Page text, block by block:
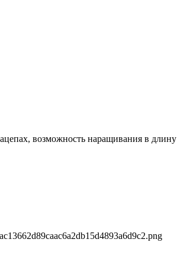
возможность наращивания в длину